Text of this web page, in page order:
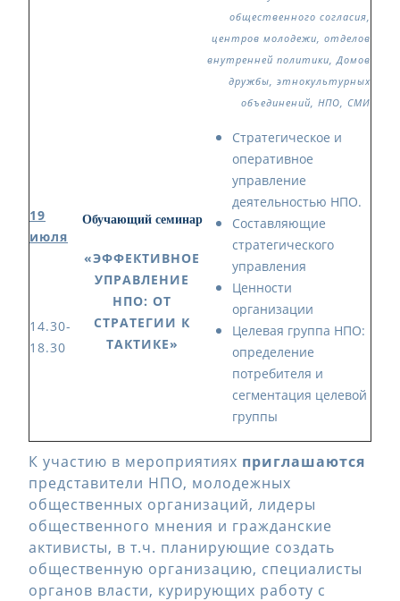
общественного согласия,
центров молодежи, отделов
внутренней политики, Домов
дружбы, этнокультурных
объединений, НПО, СМИ
19
июля
14.30-
18.30
Обучающий семинар
«ЭФФЕКТИВНОЕ
УПРАВЛЕНИЕ
НПО: ОТ
СТРАТЕГИИ К
ТАКТИКЕ»
Стратегическое и
оперативное
управление
деятельностью НПО.
Составляющие
стратегического
управления
Ценности
организации
Целевая группа НПО:
определение
потребителя и
сегментация целевой
группы
К участию в мероприятиях приглашаются
представители НПО, молодежных
общественных организаций, лидеры
общественного мнения и гражданские
активисты, в т.ч. планирующие создать
общественную организацию, специалисты
органов власти, курирующих работу с